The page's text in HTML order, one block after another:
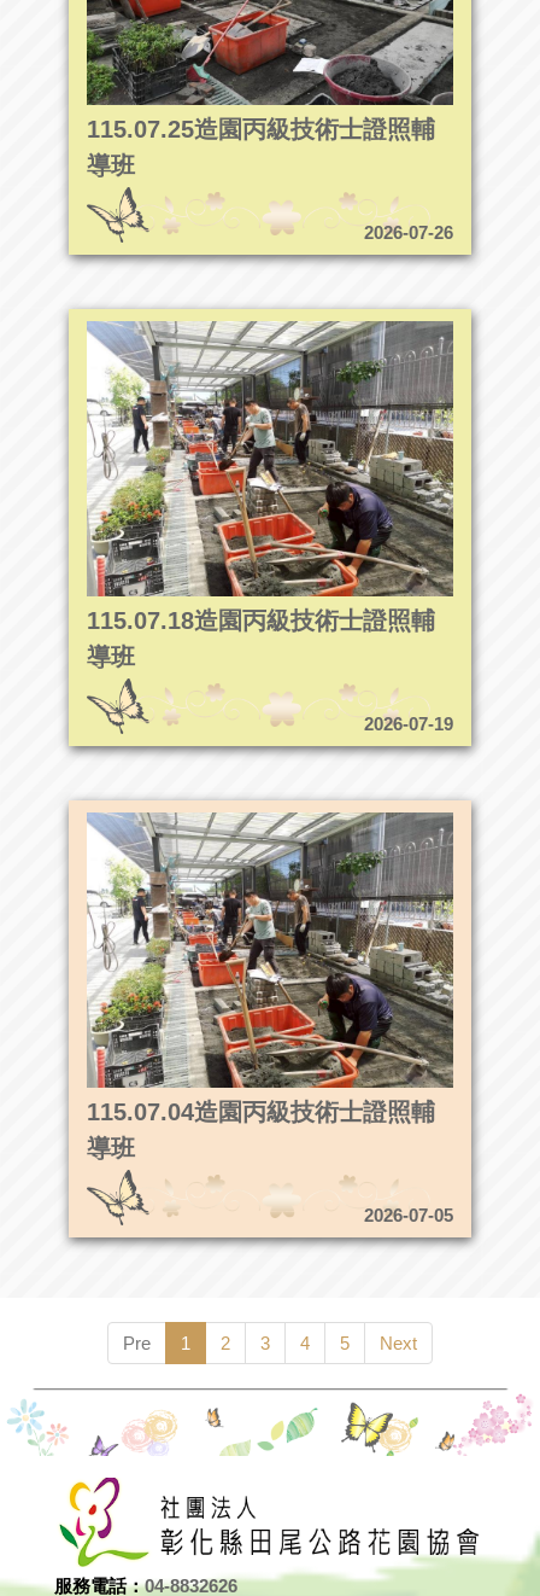
115.07.25造園丙級技術士證照輔
導班
2026-07-26
115.07.18造園丙級技術士證照輔
導班
2026-07-19
115.07.04造園丙級技術士證照輔
導班
2026-07-05
Pre 1 2 3 4 5 Next
服務電話：04-8832626